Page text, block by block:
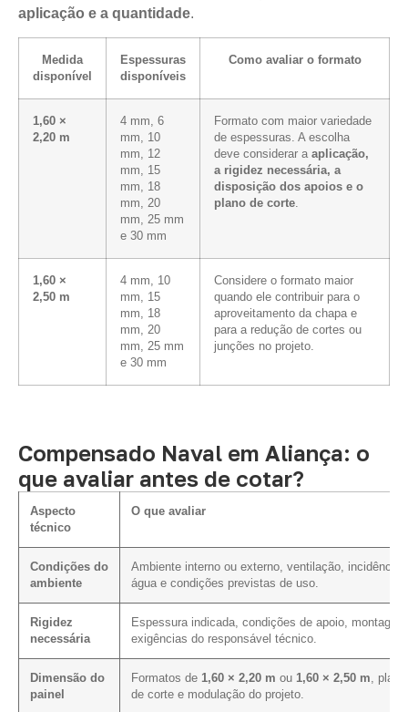
aplicação e a quantidade.
Medida
disponível
Espessuras
disponíveis
Como avaliar o formato
1,60 ×
2,20 m
4 mm, 6
mm, 10
mm, 12
mm, 15
mm, 18
mm, 20
mm, 25 mm
e 30 mm
Formato com maior variedade
de espessuras. A escolha
deve considerar a aplicação,
a rigidez necessária, a
disposição dos apoios e o
plano de corte.
1,60 ×
2,50 m
4 mm, 10
mm, 15
mm, 18
mm, 20
mm, 25 mm
e 30 mm
Considere o formato maior
quando ele contribuir para o
aproveitamento da chapa e
para a redução de cortes ou
junções no projeto.
Compensado Naval em Aliança: o
que avaliar antes de cotar?
Aspecto
técnico
O que avaliar
Condições do
ambiente
Ambiente interno ou externo, ventilação, incidência
água e condições previstas de uso.
Rigidez
necessária
Espessura indicada, condições de apoio,
exigências do responsável técnico.
Dimensão do
painel
Formatos de 1,60 × 2,20 m ou 1,60 × 2,50 m, plano
de corte e modulação do projeto.